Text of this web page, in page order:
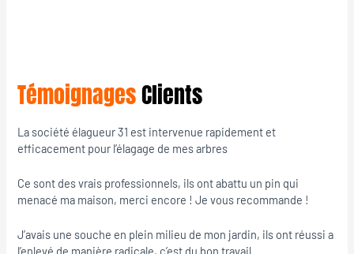
TémoignagesClients
La société élagueur 31 est intervenue rapidement et
efficacement pour l’élagage de mes arbres
Ce sont des vrais professionnels, ils ont abattu un pin qui
menacé ma maison, merci encore ! Je vous recommande !
J’avais une souche en plein milieu de mon jardin, ils ont réussi a
l’enlevé de manière radicale, c’est du bon travail.